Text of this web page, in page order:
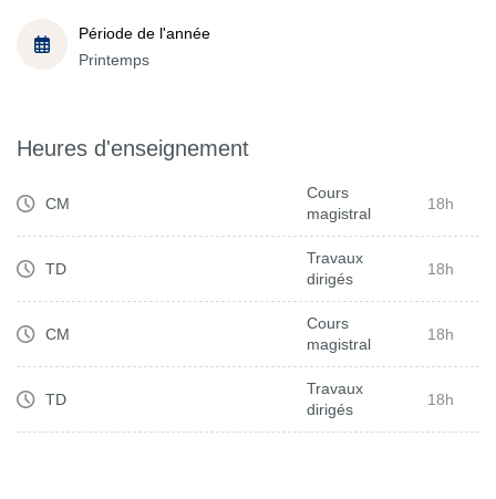
Période de l'année
Printemps
Heures d'enseignement
CM
Cours
magistral
18h
TD
Travaux
dirigés
18h
CM
Cours
magistral
18h
TD
Travaux
dirigés
18h